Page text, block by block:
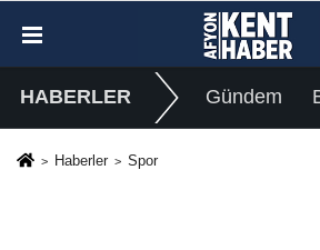
HABERLER Gündem
Haberler Spor